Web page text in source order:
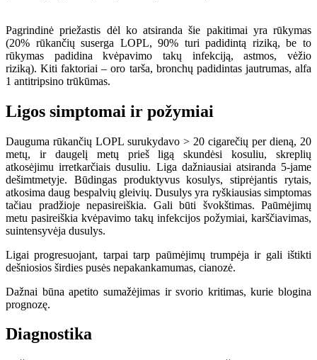
Pagrindinė priežastis dėl ko atsiranda šie pakitimai yra rūkymas
(20% rūkančių suserga LOPL, 90% turi padidintą riziką, be to
rūkymas padidina kvėpavimo takų infekciją, astmos, vėžio
riziką). Kiti faktoriai – oro tarša, bronchų padidintas jautrumas, alfa
1 antitripsino trūkūmas.
Ligos simptomai ir požymiai
Dauguma rūkančių LOPL surukydavo > 20 cigarečių per dieną, 20
metų, ir daugelį metų prieš ligą skundėsi kosuliu, skreplių
atkosėjimu irretkarčiais dusuliu. Liga dažniausiai atsiranda 5-jame
dešimtmetyje. Būdingas produktyvus kosulys, stiprėjantis rytais,
atkosima daug bespalvių gleivių. Dusulys yra ryškiausias simptomas
tačiau pradžioje nepasireiškia. Gali būti švokštimas. Paūmėjimų
metu pasireiškia kvėpavimo takų infekcijos požymiai, karščiavimas,
suintensyvėja dusulys.
Ligai progresuojant, tarpai tarp paūmėjimų trumpėja ir gali ištikti
dešniosios širdies pusės nepakankamumas, cianozė.
Dažnai būna apetito sumažėjimas ir svorio kritimas, kurie blogina
prognozę.
Diagnostika